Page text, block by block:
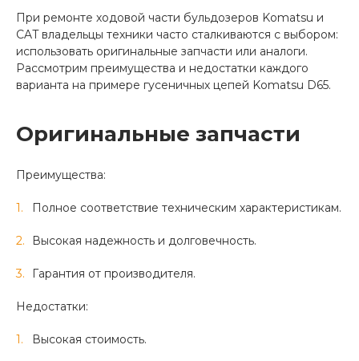
При ремонте ходовой части бульдозеров Komatsu и
CAT владельцы техники часто сталкиваются с выбором:
использовать оригинальные запчасти или аналоги.
Рассмотрим преимущества и недостатки каждого
варианта на примере гусеничных цепей Komatsu D65.
Оригинальные запчасти
Преимущества:
Полное соответствие техническим характеристикам.
Высокая надежность и долговечность.
Гарантия от производителя.
Недостатки:
Высокая стоимость.